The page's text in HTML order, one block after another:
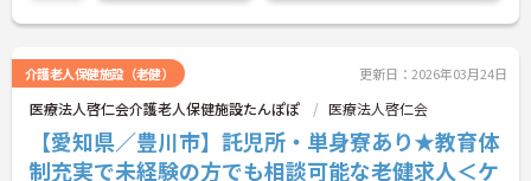
介護老人保健施設（老健） 更新日：2026年03月24日
医療法人啓仁会介護老人保健施設たんぽぽ 医療法人啓仁会
【愛知県／豊川市】託児所・単身寮あり★教育体
制充実で未経験の方でも相談可能な老健求人＜ケ